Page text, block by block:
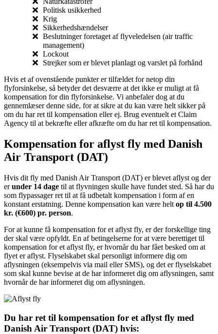
Politisk usikkerhed
Krig
Sikkerhedshændelser
Beslutninger foretaget af flyveledelsen (air traffic
management)
Lockout
Strejker som er blevet planlagt og varslet på forhånd
Hvis et af ovenstående punkter er tilfældet for netop din
flyforsinkelse, så betyder det desværre at det ikke er muligt at få
kompensation for din flyforsinkelse. Vi anbefaler dog at du
gennemlæser denne side, for at sikre at du kan være helt sikker på
om du har ret til kompensation eller ej. Brug eventuelt et Claim
Agency til at bekræfte eller afkræfte om du har ret til kompensation.
Kompensation for aflyst fly med Danish
Air Transport (DAT)
Hvis dit fly med Danish Air Transport (DAT) er blevet aflyst og der
erunder 14 dage til at flyvningen skulle have fundet sted. Så har du
som flypassager ret til at få udbetalt kompensation i form af en
konstant erstatning. Denne kompensation kan være helt op til 4.500
kr. (€600) pr. person.
For at kunne få kompensation for et aflyst fly, er der forskellige ting
der skal være opfyldt. En af betingelserne for at være berettiget til
kompensation for et aflyst fly, er hvornår du har fået besked om at
flyet er aflyst. Flyselskabet skal personligt informere dig om
aflysningen (eksempelvis via mail eller SMS), og det er flyselskabet
som skal kunne bevise at de har informeret dig om aflysningen, samt
hvornår de har informeret dig om aflysningen.
Du har ret til kompensation for et aflyst fly med
Danish Air Transport (DAT) hvis: